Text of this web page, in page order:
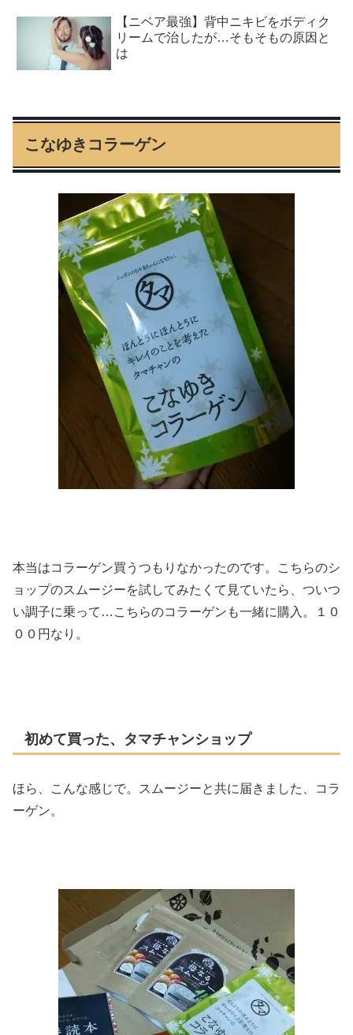
【ニベア最強】背中ニキビをボディク
リームで治したが…そもそもの原因と
は
こなゆきコラーゲン
本当はコラーゲン買うつもりなかったのです。こちらのシ
ョップのスムージーを試してみたくて見ていたら、ついつ
い調子に乗って…こちらのコラーゲンも一緒に購入。１０
００円なり。
初めて買った、タマチャンショップ
ほら、こんな感じで。スムージーと共に届きました、コラ
ーゲン。